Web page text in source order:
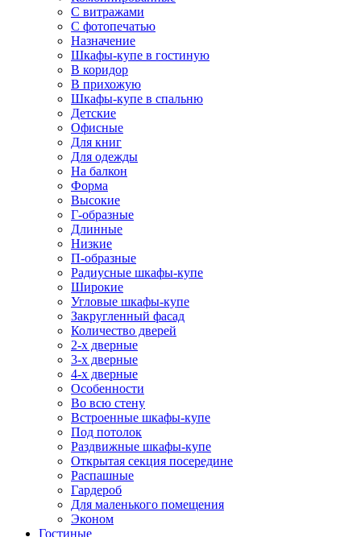
С витражами
С фотопечатью
Назначение
Шкафы-купе в гостиную
В коридор
В прихожую
Шкафы-купе в спальню
Детские
Офисные
Для книг
Для одежды
На балкон
Форма
Высокие
Г-образные
Длинные
Низкие
П-образные
Радиусные шкафы-купе
Широкие
Угловые шкафы-купе
Закругленный фасад
Количество дверей
2-х дверные
3-х дверные
4-х дверные
Особенности
Во всю стену
Встроенные шкафы-купе
Под потолок
Раздвижные шкафы-купе
Открытая секция посередине
Распашные
Гардероб
Для маленького помещения
Эконом
Гостиные